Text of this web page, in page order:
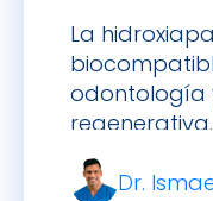
La
odontología
beneficios y
Dr.